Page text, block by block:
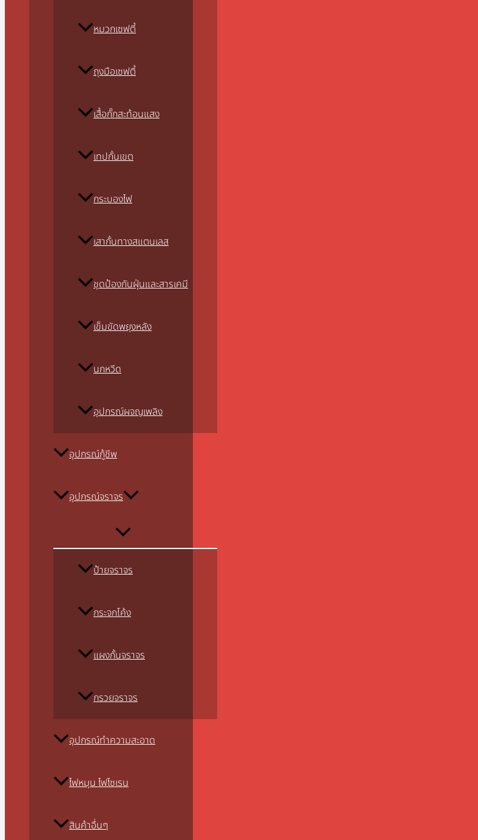
หมวกเซฟตี้
ถุงมือเซฟตี้
เสื้อกั๊กสะท้อนแสง
เทปกั้นเขต
กระบองไฟ
เสากั้นทางสแตนเลส
ชุดป้องกันฝุ่นและสารเคมี
เข็มขัดพยุงหลัง
นกหวีด
อุปกรณ์ผจญเพลิง
อุปกรณ์กู้ชีพ
อุปกรณ์จราจร
ป้ายจราจร
กระจกโค้ง
แผงกั้นจราจร
กรวยจราจร
อุปกรณ์ทำความสะอาด
ไฟหมุน ไฟไซเรน
สินค้าอื่นๆ